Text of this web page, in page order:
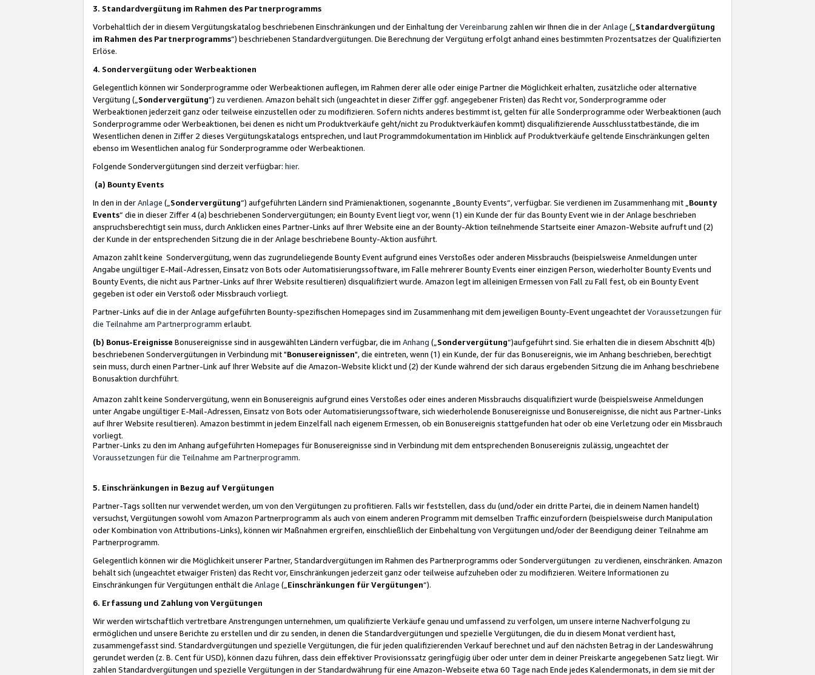
3. Standardvergütung im Rahmen des Partnerprogramms
Vorbehaltlich der in diesem Vergütungskatalog beschriebenen Einschränkungen und der Einhaltung derVereinbarung zahlen wir Ihnen die in derAnlage („ Standardvergütung
im Rahmen des Partnerprogramms“) beschriebenen Standardvergütungen. Die Berechnung der Vergütung erfolgt anhand eines bestimmten Prozentsatzes der Qualifizierten
Erlöse.
4. Sondervergütung oder Werbeaktionen
Gelegentlich können wir Sonderprogramme oder Werbeaktionen auflegen, im Rahmen derer alle oder einige Partner die Möglichkeit erhalten, zusätzliche oder alternative
Vergütung („ Sondervergütung”) zu verdienen. Amazon behält sich (ungeachtet in dieser Ziffer ggf. angegebener Fristen) das Recht vor, Sonderprogramme oder
Werbeaktionen jederzeit ganz oder teilweise einzustellen oder zu modifizieren. Sofern nichts anderes bestimmt ist, gelten für alle Sonderprogramme oder Werbeaktionen (auch
Sonderprogramme oder Werbeaktionen, bei denen es nicht um Produktverkäufe geht/nicht zu Produktverkäufen kommt) disqualifizierende Ausschlusstatbestände, die im
Wesentlichen denen in Ziffer 2 dieses Vergütungskatalogs entsprechen, und laut Programmdokumentation im Hinblick auf Produktverkäufe geltende Einschränkungen gelten
ebenso im Wesentlichen analog für Sonderprogramme oder Werbeaktionen.
Folgende Sondervergütungen sind derzeit verfügbar: hier.
(a) Bounty Events
In den in derAnlage („ Sondervergütung“) aufgeführten Ländern sind Prämienaktionen, sogenannte „Bounty Events“, verfügbar. Sie verdienen im Zusammenhang mit „ Bounty
Events“ die in dieser Ziffer 4 (a) beschriebenen Sondervergütungen; ein Bounty Event liegt vor, wenn (1) ein Kunde der für das Bounty Event wie in der Anlage beschrieben
anspruchsberechtigt sein muss, durch Anklicken eines Partner-Links auf Ihrer Website eine an der Bounty-Aktion teilnehmende Startseite einer Amazon-Website aufruft und (2)
der Kunde in der entsprechenden Sitzung die in der Anlage beschriebene Bounty-Aktion ausführt.
Amazon zahlt keine Sondervergütung, wenn das zugrundeliegende Bounty Event aufgrund eines Verstoßes oder anderen Missbrauchs (beispielsweise Anmeldungen unter
Angabe ungültiger E-Mail-Adressen, Einsatz von Bots oder Automatisierungssoftware, im Falle mehrerer Bounty Events einer einzigen Person, wiederholter Bounty Events und
Bounty Events, die nicht aus Partner-Links auf Ihrer Website resultieren) disqualifiziert wurde. Amazon legt im alleinigen Ermessen von Fall zu Fall fest, ob ein Bounty Event
gegeben ist oder ein Verstoß oder Missbrauch vorliegt.
Partner-Links auf die in der Anlage aufgeführten Bounty-spezifischen Homepages sind im Zusammenhang mit dem jeweiligen Bounty-Event ungeachtet derVoraussetzungen für
die Teilnahme am Partnerprogramm erlaubt.
(b) Bonus-Ereignisse Bonusereignisse sind in ausgewählten Ländern verfügbar, die im Anhang („ Sondervergütung“)aufgeführt sind. Sie erhalten die in diesem Abschnitt 4(b)
beschriebenen Sondervergütungen in Verbindung mit "Bonusereignissen", die eintreten, wenn (1) ein Kunde, der für das Bonusereignis, wie im Anhang beschrieben, berechtigt
sein muss, durch einen Partner-Link auf Ihrer Website auf die Amazon-Website klickt und (2) der Kunde während der sich daraus ergebenden Sitzung die im Anhang beschriebene
Bonusaktion durchführt.
Amazon zahlt keine Sondervergütung, wenn ein Bonusereignis aufgrund eines Verstoßes oder eines anderen Missbrauchs disqualifiziert wurde (beispielsweise Anmeldungen
unter Angabe ungültiger E-Mail-Adressen, Einsatz von Bots oder Automatisierungssoftware, sich wiederholende Bonusereignisse und Bonusereignisse, die nicht aus Partner-Links
auf Ihrer Website resultieren). Amazon bestimmt in jedem Einzelfall nach eigenem Ermessen, ob ein Bonusereignis stattgefunden hat oder ob eine Verletzung oder ein Missbrauch
vorliegt.
Partner-Links zu den im Anhang aufgeführten Homepages für Bonusereignisse sind in Verbindung mit dem entsprechenden Bonusereignis zulässig, ungeachtet der
Voraussetzungen für die Teilnahme am Partnerprogramm.
5. Einschränkungen in Bezug auf Vergütungen
Partner-Tags sollten nur verwendet werden, um von den Vergütungen zu profitieren. Falls wir feststellen, dass du (und/oder ein dritte Partei, die in deinem Namen handelt)
versuchst, Vergütungen sowohl vom Amazon Partnerprogramm als auch von einem anderen Programm mit demselben Traffic einzufordern (beispielsweise durch Manipulation
oder Kombination von Attributions-Links), können wir Maßnahmen ergreifen, einschließlich der Einbehaltung von Vergütungen und/oder der Beendigung deiner Teilnahme am
Partnerprogramm.
Gelegentlich können wir die Möglichkeit unserer Partner, Standardvergütungen im Rahmen des Partnerprogramms oder Sondervergütungen zu verdienen, einschränken. Amazon
behält sich (ungeachtet etwaiger Fristen) das Recht vor, Einschränkungen jederzeit ganz oder teilweise aufzuheben oder zu modifizieren. Weitere Informationen zu
Einschränkungen für Vergütungen enthält die Anlage („ Einschränkungen für Vergütungen“).
6. Erfassung und Zahlung von Vergütungen
Wir werden wirtschaftlich vertretbare Anstrengungen unternehmen, um qualifizierte Verkäufe genau und umfassend zu verfolgen, um unsere interne Nachverfolgung zu
ermöglichen und unsere Berichte zu erstellen und dir zu senden, in denen die Standardvergütungen und spezielle Vergütungen, die du in diesem Monat verdient hast,
zusammengefasst sind. Standardvergütungen und spezielle Vergütungen, die für jeden qualifizierenden Verkauf berechnet und auf den nächsten Betrag in der Landeswährung
gerundet werden (z. B. Cent für USD), können dazu führen, dass dein effektiver Provisionssatz geringfügig über oder unter dem in deiner Preiskarte angegebenen Satz liegt. Wir
zahlen Standardvergütungen und spezielle Vergütungen in der Standardwährung für eine Amazon-Webseite etwa 60 Tage nach Ende jedes Kalendermonats, in dem sie mit der